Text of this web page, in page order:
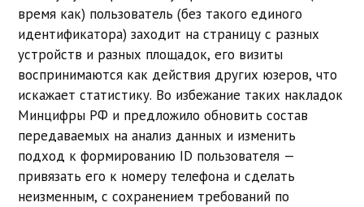
время как) пользователь (без такого единого
идентификатора) заходит на страницу с разных
устройств и разных площадок, его визиты
воспринимаются как действия других юзеров, что
искажает статистику. Во избежание таких накладок
Минцифры РФ и предложило обновить состав
передаваемых на анализ данных и изменить
подход к формированию ID пользователя —
привязать его к номеру телефона и сделать
неизменным, с сохранением требований по